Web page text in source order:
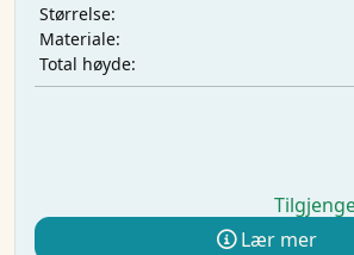
Størrelse:
Materiale:
Total høyde:
Lær mer